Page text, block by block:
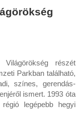
részét
Parkban található,
színes, gerendás-
ismert. 1993 óta
legépebb hegyi